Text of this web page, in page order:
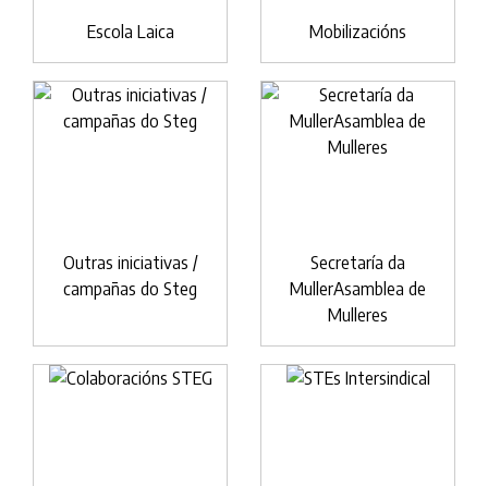
Escola Laica Mobilizacións
Outras iniciativas /
campañas do Steg
Secretaría da
MullerAsamblea de
Mulleres